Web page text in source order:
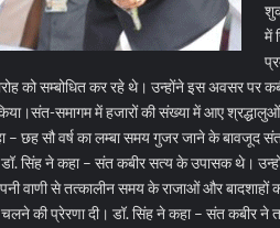
में
को सम्बोधित कर रहे थे। उन्होंने इस अवसर पर
संत-समागम में हजारों की संख्या में आए
– छह सौ वर्ष का लम्बा समय गुजर जाने के बावजूद
सिंह ने कहा – संत कबीर सत्य के उपासक थे।
वाणी से तत्कालीन समय के राजाओं और बादशाहों
की प्रेरणा दी। डॉ. सिंह ने कहा – संत कबीर ने